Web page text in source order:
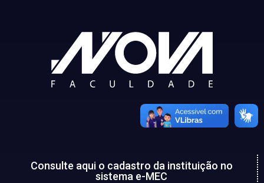
Consulte aqui o cadastro da instituição no
sistema e-MEC